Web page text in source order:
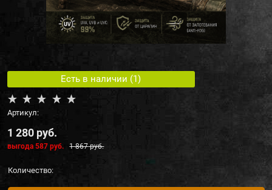
Есть в наличии (1)
Артикул:
1 867 руб.
1 280 руб.
выгода 587 руб.
Количество: